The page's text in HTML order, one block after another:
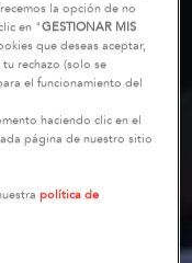
la opción de no
en "GESTIONAR MIS
que deseas aceptar,
rechazo (solo se
el funcionamiento del
haciendo clic en el
página de nuestro sitio
política de